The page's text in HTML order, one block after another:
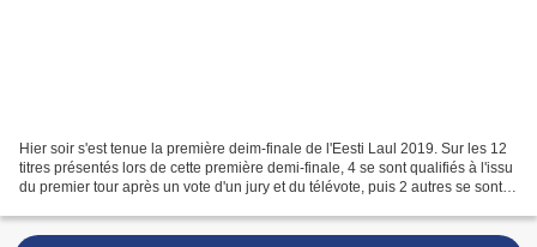
Hier soir s'est tenue la première deim-finale de l'Eesti Laul 2019. Sur les 12
titres présentés lors de cette première demi-finale, 4 se sont qualifiés à l'issu
du premier tour après un vote d'un jury et du télévote, puis 2 autres se sont